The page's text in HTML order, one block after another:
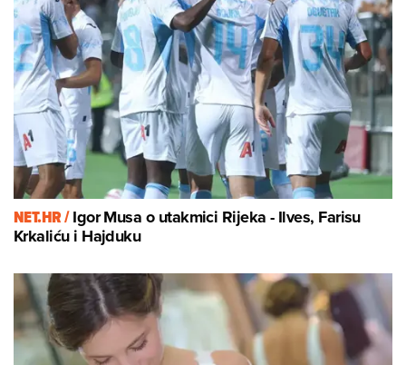
NET.HR /Igor Musa o utakmici Rijeka - Ilves, Farisu
Krkaliću i Hajduku